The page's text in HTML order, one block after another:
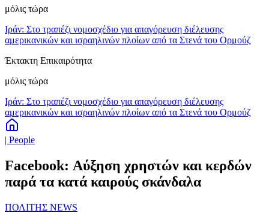
μόλις τώρα
Ιράν: Στο τραπέζι νομοσχέδιο για απαγόρευση διέλευσης
αμερικανικών και ισραηλινών πλοίων από τα Στενά του Ορμούζ
Έκτακτη Επικαιρότητα
μόλις τώρα
Ιράν: Στο τραπέζι νομοσχέδιο για απαγόρευση διέλευσης
αμερικανικών και ισραηλινών πλοίων από τα Στενά του Ορμούζ
| People
Facebook: Αύξηση χρηστών και κερδών
παρά τα κατά καιρούς σκάνδαλα
ΠΟΛΙΤΗΣ NEWS